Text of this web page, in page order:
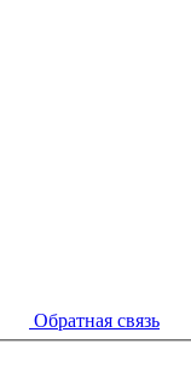
Обратная связь